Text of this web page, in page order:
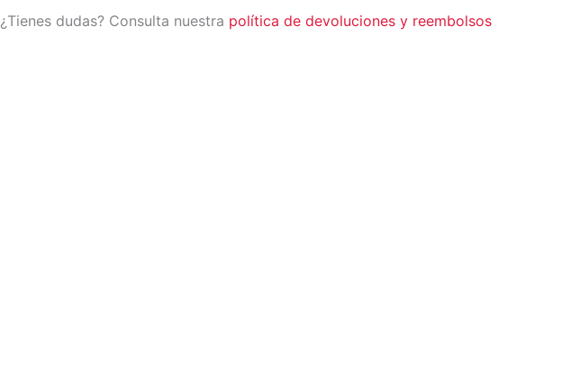
¿Tienes dudas? Consulta nuestra política de devoluciones y reembolsos